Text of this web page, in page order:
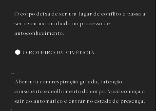
O corpo deixa de ser um lugar de conflito e passa a
ser o seu maior aliado no processo de
autoconhecimento.
🌑 O ROTEIRO DA VIVÊNCIA
O Portal
Abertura com respiração guiada, intenção
consciente e acolhimento do corpo. Você começa a
sair do automático e entrar no estado de presença.